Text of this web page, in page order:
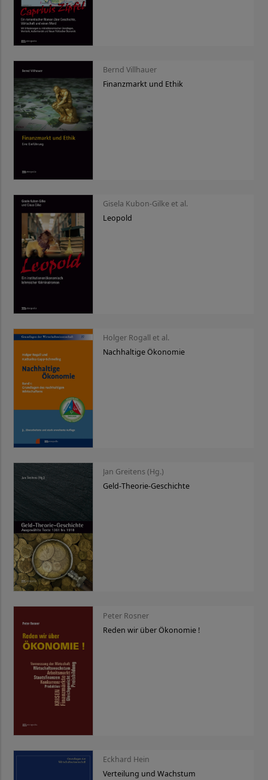
Bernd Villhauer
Finanzmarkt und Ethik
Gisela Kubon-Gilke et al.
Leopold
Holger Rogall et al.
Nachhaltige Ökonomie
Jan Greitens (Hg.)
Geld-Theorie-Geschichte
Peter Rosner
Reden wir über Ökonomie !
Eckhard Hein
Verteilung und Wachstum